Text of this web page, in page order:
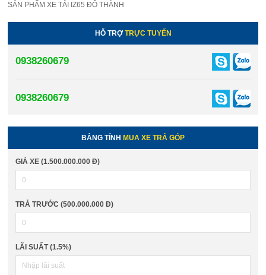
SẢN PHẨM XE TẢI IZ65 ĐÔ THÀNH
HỖ TRỢTRỰC TUYẾN
0938260679
0938260679
BẢNG TÍNH MUA XE TRẢ GÓP
GIÁ XE (1.500.000.000 Đ)
TRẢ TRƯỚC (500.000.000 Đ)
LÃI SUẤT (1.5%)